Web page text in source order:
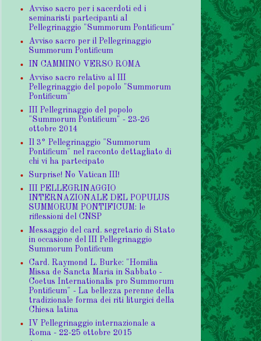
Avviso sacro per i sacerdoti ed i
seminaristi partecipanti al
Pellegrinaggio "Summorum Pontificum"
Avviso sacro per il Pellegrinaggio
Summorum Pontificum
IN CAMMINO VERSO ROMA
Avviso sacro relativo al III
Pellegrinaggio del popolo "Summorum
Pontificum"
III Pellegrinaggio del popolo
"Summorum Pontificum" - 23-26
ottobre 2014
Il 3° Pellegrinaggio "Summorum
Pontificum" nel racconto dettagliato di
chi vi ha partecipato
Surprise! No Vatican III!
III PELLEGRINAGGIO
INTERNAZIONALE DEL POPULUS
SUMMORUM PONTIFICUM: le
riflessioni del CNSP
Messaggio del card. segretario di Stato
in occasione del III Pellegrinaggio
Summorum Pontificum
Card. Raymond L. Burke: "Homilia
Missa de Sancta Maria in Sabbato -
Coetus Internationalis pro Summorum
Pontificum" - La bellezza perenne della
tradizionale forma dei riti liturgici della
Chiesa latina
IV Pellegrinaggio internazionale a
Roma - 22-25 ottobre 2015